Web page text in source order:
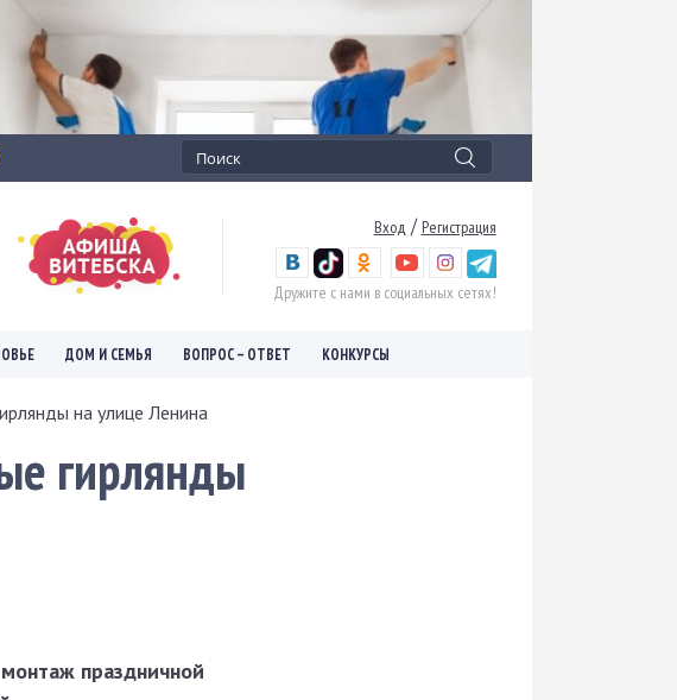
Вход / Регистрация
Дружите с нами в социальных сетях!
ДОМ И СЕМЬЯ ВОПРОС – ОТВЕТ КОНКУРСЫ
на улице Ленина
гирлянды
праздничной